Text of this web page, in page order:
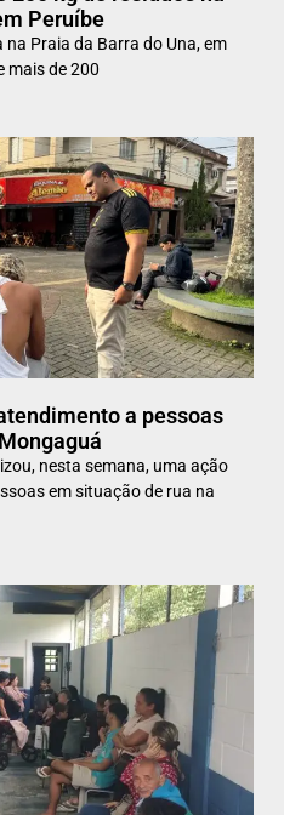
Peruíbe
Praia da Barra do Una, em
mais de 200
a pessoas
nesta semana, uma ação
em situação de rua na